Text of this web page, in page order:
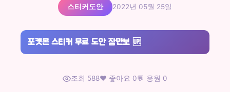
스티커도안 2022년 05월 25일
포켓몬 스티커 무료 도안 잠만보 🆙
조회 588❤️ 좋아요 0💬 응원 0